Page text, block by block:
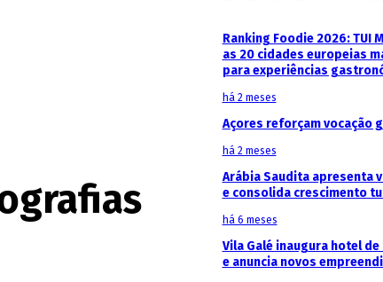
Ranking Foodie 2026: TUI
as 20 cidades europeias
para experiências
há 2 meses
Açores reforçam vocação
há 2 meses
Arábia Saudita apresenta
e consolida crescimento
há 6 meses
Vila Galé inaugura hotel de
e anuncia novos